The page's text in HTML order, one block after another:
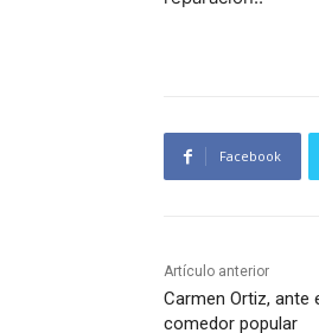
Facebook
Artículo anterior
Carmen Ortiz, ante
comedor popular